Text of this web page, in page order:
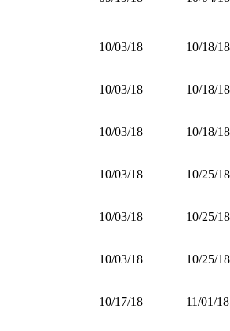
10/03/18 10/18/18
10/03/18 10/18/18
10/03/18 10/18/18
10/03/18 10/25/18
10/03/18 10/25/18
10/03/18 10/25/18
10/17/18 11/01/18